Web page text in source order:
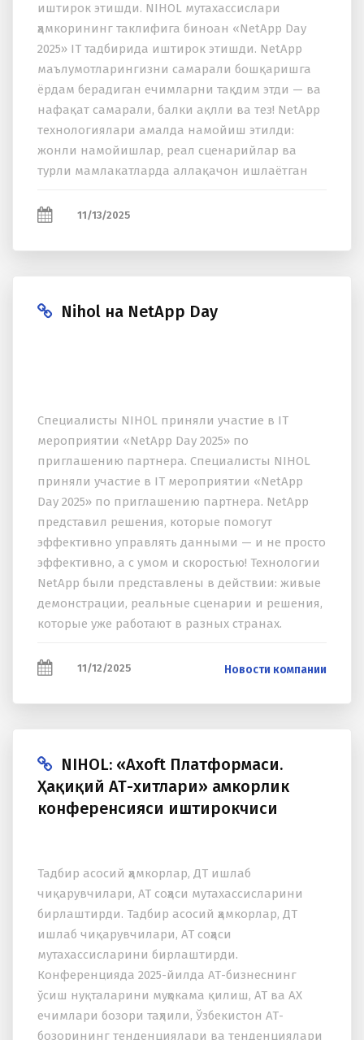
иштирок этишди. NIHOL мутаxассислари
ҳамкорининг таклифига биноан «NetApp Day
2025» IT тадбирида иштирок этишди. NetApp
маълумотларингизни самарали бошқаришга
ёрдам берадиган ечимларни тақдим этди — ва
нафақат самарали, балки ақлли ва тез! NetApp
теxнологиялари амалда намойиш этилди:
жонли намойишлар, реал сценарийлар ва
турли мамлакатларда аллақачон ишлаётган
экспертлар, муҳандислар...
11/13/2025
Nihol на NetApp Day
Специалисты NIHOL приняли участие в IT
мероприятии «NetApp Day 2025» по
приглашению партнера. Специалисты NIHOL
приняли участие в IT мероприятии «NetApp
Day 2025» по приглашению партнера. NetApp
представил решения, которые помогут
эффективно управлять данными — и не просто
эффективно, а с умом и скоростью! Технологии
NetApp были представлены в действии: живые
демонстрации, реальные сценарии и решения,
которые уже работают в разных странах.
экспертами,...
11/12/2025 Новости компании
NIHOL: «Axoft Платформаси.
Ҳақиқий АТ-хитлари» ҳамкорлик
конференсияси иштирокчиси
Тадбир асосий ҳамкорлар, ДТ ишлаб
чиқарувчилари, АТ соҳаси мутаxассисларини
бирлаштирди. Тадбир асосий ҳамкорлар, ДТ
ишлаб чиқарувчилари, АТ соҳаси
мутаxассисларини бирлаштирди.
Конференцияда 2025-йилда АТ-бизнеснинг
ўсиш нуқталарини муҳокама қилиш, АТ ва АХ
ечимлари бозори таҳлили, Ўзбекистон АТ-
бозорининг тенденциялари ва тенденциялари